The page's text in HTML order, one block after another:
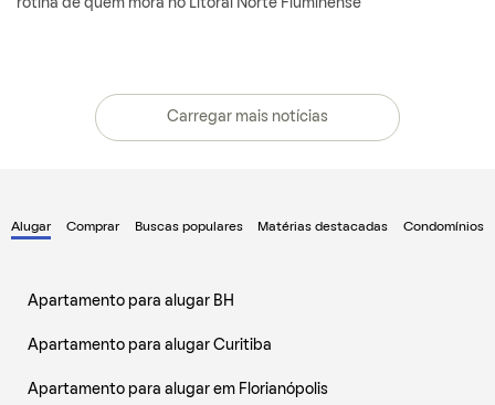
rotina de quem mora no Litoral Norte Fluminense
Carregar mais notícias
Alugar Comprar Buscas populares Matérias destacadas Condomínios
Apartamento para alugar BH
Apartamento para alugar Curitiba
Apartamento para alugar em Florianópolis